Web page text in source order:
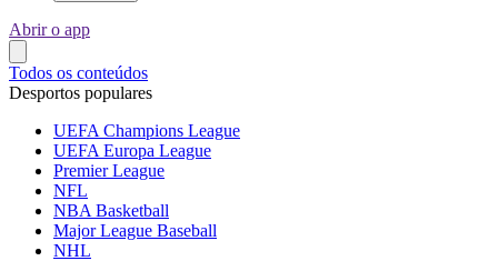
Abrir o app
Todos os conteúdos
Desportos populares
UEFA Champions League
UEFA Europa League
Premier League
NFL
NBA Basketball
Major League Baseball
NHL